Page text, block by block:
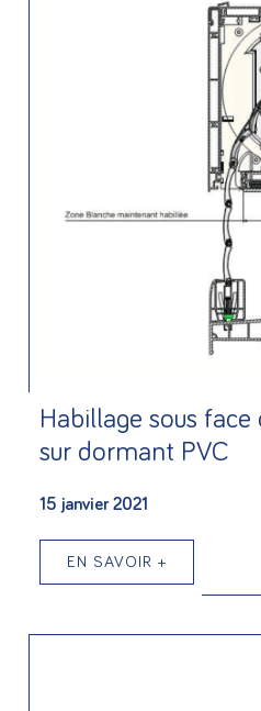
Habillage sous
sur dormant PVC
15 janvier 2021
EN SAVOIR +